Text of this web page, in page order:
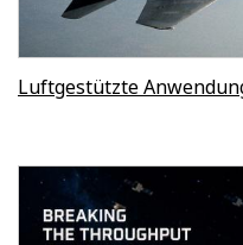
Luftgestützte